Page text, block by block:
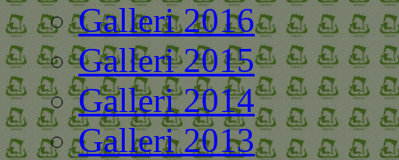
Galleri 2016
Galleri 2015
Galleri 2014
Galleri 2013